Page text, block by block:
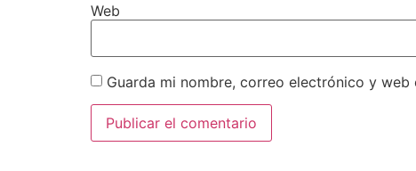
Web
Guarda mi nombre, correo electrónico y